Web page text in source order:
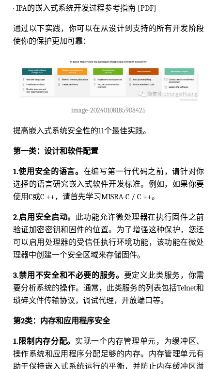
· IPA的嵌入式系统开发过程参考指南 [PDF]
通过以下实践，你可以在从设计到支持的所有开发阶段
使你的保护更加可靠：
image-20240108185908425
提高嵌入式系统安全性的11个最佳实践。
第一类：设计和软件配置
1.使用安全的语言。 在编写第一行代码之前，请针对你
选择的语言研究嵌入式软件开发标准。例如，如果你要
使用C或C ++，请首先学习MISRA-C / C ++。
2.启用安全启动。
此功能允许微处理器在执行固件之前
验证加密密钥和固件的位置。为了增强这种保护，您还
可以启用处理器的受信任执行环境功能，该功能在微处
理器中创建一个安全区域来存储固件。
3.禁用不安全和不必要的服务。 要定义此类服务，你需
要分析系统的操作。通常，此类服务的列表包括Telnet和
琐碎文件传输协议，调试代理，开放端口等。
第2类：内存和应用程序安全
1.限制内存分配。 实现一个内存管理单元，为缓冲区、
操作系统和应用程序分配足够的内存。内存管理单元有
助于保持嵌入式系统运行的平衡，并防止内存缓冲区溢